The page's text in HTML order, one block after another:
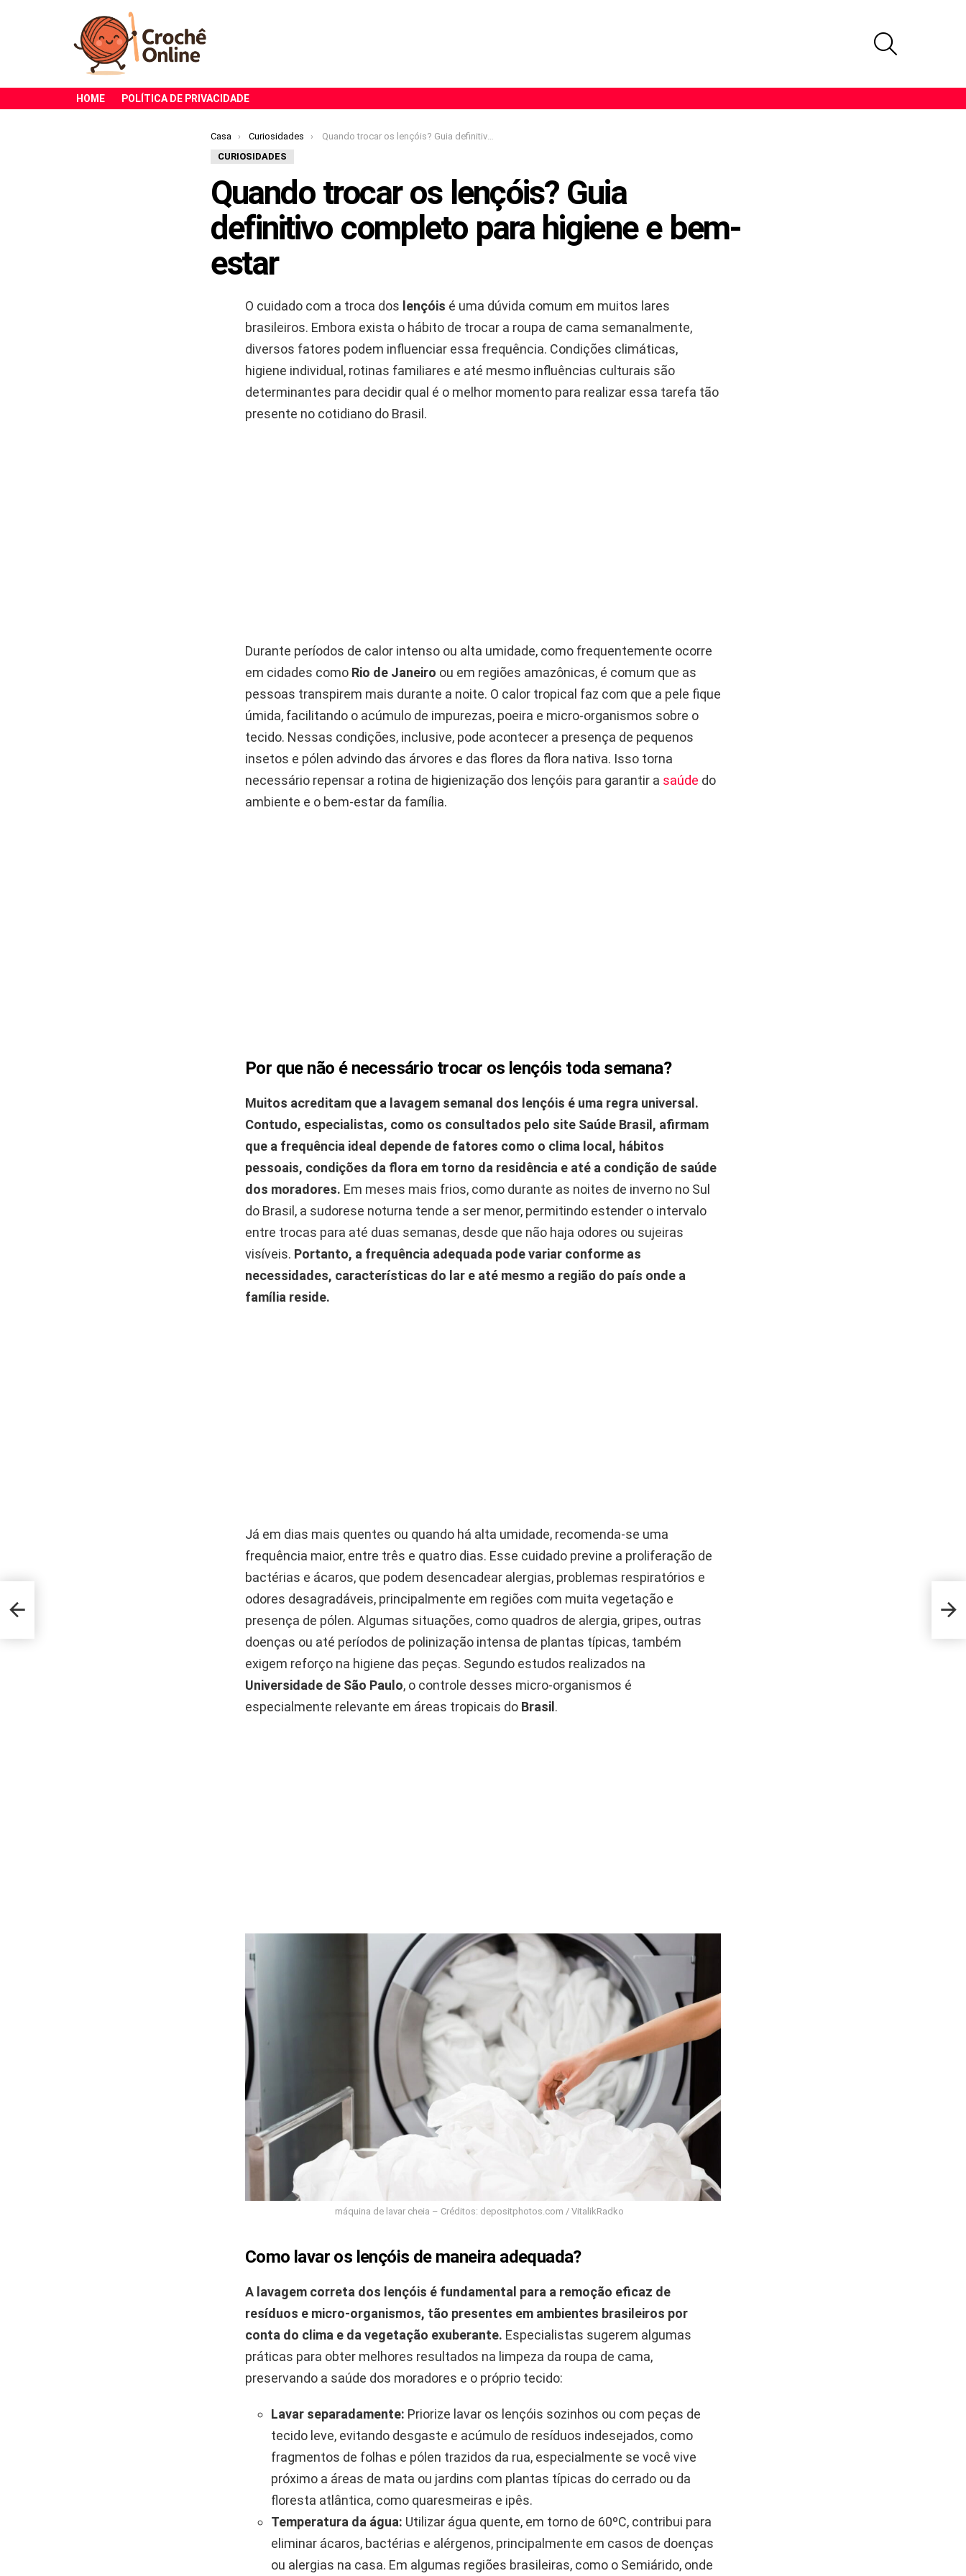
HOME POLÍTICA DE PRIVACIDADE
Você está aqui:
Casa Curiosidades
Quando trocar os lençóis? Guia definitivo completo para higiene e bem-estar
CURIOSIDADES
Quando trocar os lençóis? Guia
definitivo completo para higiene e bem-
estar
O cuidado com a troca dos lençóis é uma dúvida comum em muitos lares
brasileiros. Embora exista o hábito de trocar a roupa de cama semanalmente,
diversos fatores podem influenciar essa frequência. Condições climáticas,
higiene individual, rotinas familiares e até mesmo influências culturais são
determinantes para decidir qual é o melhor momento para realizar essa tarefa tão
presente no cotidiano do Brasil.
Durante períodos de calor intenso ou alta umidade, como frequentemente ocorre
em cidades como Rio de Janeiro ou em regiões amazônicas, é comum que as
pessoas transpirem mais durante a noite. O calor tropical faz com que a pele fique
úmida, facilitando o acúmulo de impurezas, poeira e micro-organismos sobre o
tecido. Nessas condições, inclusive, pode acontecer a presença de pequenos
insetos e pólen advindo das árvores e das flores da flora nativa. Isso torna
necessário repensar a rotina de higienização dos lençóis para garantir a saúde do
ambiente e o bem-estar da família.
Por que não é necessário trocar os lençóis toda semana?
Muitos acreditam que a lavagem semanal dos lençóis é uma regra universal.
Contudo, especialistas, como os consultados pelo site Saúde Brasil , afirmam
que a frequência ideal depende de fatores como o clima local, hábitos
pessoais, condições da flora em torno da residência e até a condição de saúde
dos moradores. Em meses mais frios, como durante as noites de inverno no Sul
do Brasil, a sudorese noturna tende a ser menor, permitindo estender o intervalo
entre trocas para até duas semanas, desde que não haja odores ou sujeiras
visíveis. Portanto, a frequência adequada pode variar conforme as
necessidades, características do lar e até mesmo a região do país onde a
família reside.
Já em dias mais quentes ou quando há alta umidade, recomenda-se uma
frequência maior, entre três e quatro dias. Esse cuidado previne a proliferação de
bactérias e ácaros, que podem desencadear alergias, problemas respiratórios e
odores desagradáveis, principalmente em regiões com muita vegetação e
presença de pólen. Algumas situações, como quadros de alergia, gripes, outras
doenças ou até períodos de polinização intensa de plantas típicas, também
exigem reforço na higiene das peças. Segundo estudos realizados na
Universidade de São Paulo, o controle desses micro-organismos é
especialmente relevante em áreas tropicais do Brasil .
máquina de lavar cheia – Créditos: depositphotos.com / VitalikRadko
Como lavar os lençóis de maneira adequada?
A lavagem correta dos lençóis é fundamental para a remoção eficaz de
resíduos e micro-organismos, tão presentes em ambientes brasileiros por
conta do clima e da vegetação exuberante. Especialistas sugerem algumas
práticas para obter melhores resultados na limpeza da roupa de cama,
preservando a saúde dos moradores e o próprio tecido:
Lavar separadamente: Priorize lavar os lençóis sozinhos ou com peças de
tecido leve, evitando desgaste e acúmulo de resíduos indesejados, como
fragmentos de folhas e pólen trazidos da rua, especialmente se você vive
próximo a áreas de mata ou jardins com plantas típicas do cerrado ou da
floresta atlântica, como quaresmeiras e ipês.
Temperatura da água: Utilizar água quente, em torno de 60ºC, contribui para
eliminar ácaros, bactérias e alérgenos, principalmente em casos de doenças
ou alergias na casa. Em algumas regiões brasileiras, como o Semiárido, onde
que